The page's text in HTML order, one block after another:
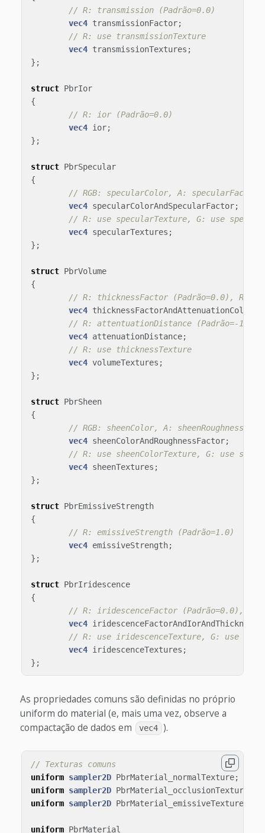
// R: transmission (Padrão=0.0)
vec4 transmissionFactor;
// R: use transmissionTexture
vec4 transmissionTextures ;
};
struct PbrIor
{
// R: ior (Padrão=0.0)
vec4 ior;
};
struct PbrSpecular
{
// RGB: specularColor, A: specularFactor
vec4 specularColorAndSpecularFactor;
// R: use specularTexture, G: use
vec4 specularTextures ;
};
struct PbrVolume
{
// R: thicknessFactor (Padrão=0.0), RGB:
vec4 thicknessFactorAndAttenuationColor
// R: attentuationDistance (Padrão=-1.0)
vec4 attenuationDistance;
// R: use thicknessTexture
vec4 volumeTextures ;
};
struct PbrSheen
{
// RGB: sheenColor, A:
vec4 sheenColorAndRoughnessFactor;
// R: use sheenColorTexture, G: use
vec4 sheenTextures ;
};
struct PbrEmissiveStrength
{
// R: emissiveStrength (Padrão=1.0)
vec4 emissiveStrength;
};
struct PbrIridescence
{
// R: iridescenceFactor (Padrão=0.0), G:
vec4
// R: use iridescenceTexture, G: use
vec4 iridescenceTextures ;
};
As propriedades comuns são definidas no próprio
uniform do material (e, mais uma vez, observe a
compactação de dados em
vec4 ).
// Texturas comuns
uniform sampler2D PbrMaterial_normalTexture;
uniform sampler2D PbrMaterial_occlusionTexture
uniform sampler2D PbrMaterial_emissiveTexture
uniform PbrMaterial